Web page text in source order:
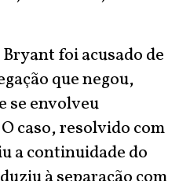
foi acusado de
que negou,
se envolveu
caso, resolvido com
a continuidade do